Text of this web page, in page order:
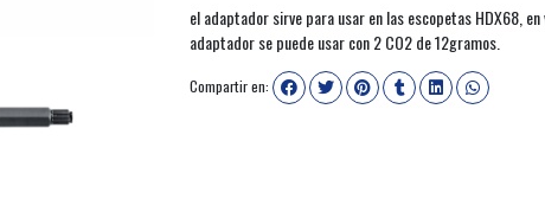
el adaptador sirve para usar en las escopetas HDX68,
adaptador se puede usar con 2 CO2 de 12gramos.
Compartir en: